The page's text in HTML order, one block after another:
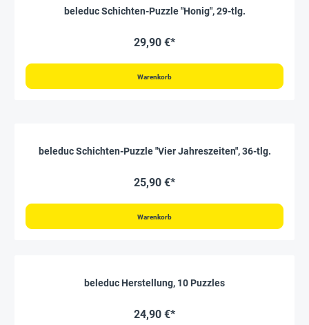
beleduc Schichten-Puzzle "Honig", 29-tlg.
29,90 €*
Warenkorb
beleduc Schichten-Puzzle "Vier Jahreszeiten", 36-tlg.
25,90 €*
Warenkorb
beleduc Herstellung, 10 Puzzles
24,90 €*